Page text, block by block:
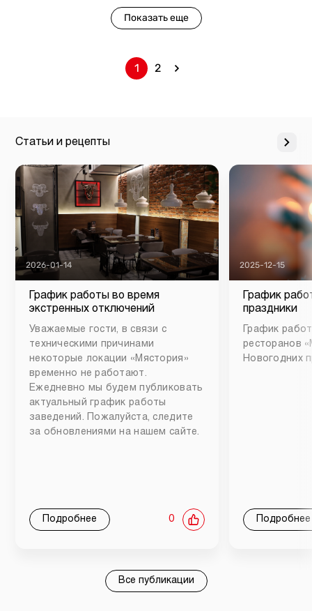
Показать еще
1 2
Статьи и рецепты
2026-01-14
График работы во время
экстренных отключений
Уважаемые гости, в связи с
техническими причинами
некоторые локации «Мястория»
временно не работают.
Ежедневно мы будем публиковать
актуальный график работы
заведений. Пожалуйста, следите
за обновлениями на нашем сайте.
Подробнее 0
2025-12-15
График
праздники
График
ресторанов
Новогодних
Подробнее
Все публикации